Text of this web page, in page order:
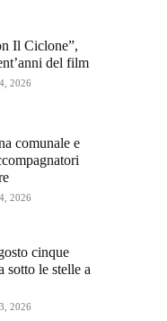
Il Ciclone”,
del film
2026
comunale e
2026
cinque
sotto le stelle a
2026